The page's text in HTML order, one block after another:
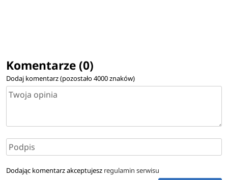
Komentarze (0)
Dodaj komentarz (pozostało4000znaków)
Dodając komentarz akceptujesz regulamin serwisu